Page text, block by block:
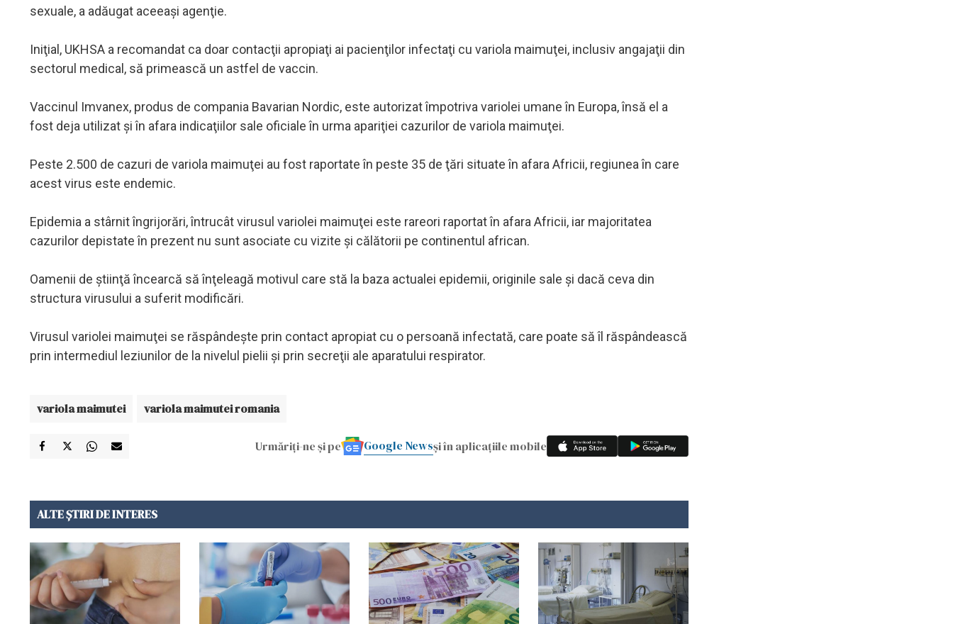
sexuale, a adăugat aceeaşi agenţie.
Iniţial, UKHSA a recomandat ca doar contacţii apropiaţi ai pacienţilor infectaţi cu variola maimuţei, inclusiv angajaţii din
sectorul medical, să primească un astfel de vaccin.
Vaccinul Imvanex, produs de compania Bavarian Nordic, este autorizat împotriva variolei umane în Europa, însă el a
fost deja utilizat şi în afara indicaţiilor sale oficiale în urma apariţiei cazurilor de variola maimuţei.
Peste 2.500 de cazuri de variola maimuţei au fost raportate în peste 35 de ţări situate în afara Africii, regiunea în care
acest virus este endemic.
Epidemia a stârnit îngrijorări, întrucât virusul variolei maimuţei este rareori raportat în afara Africii, iar majoritatea
cazurilor depistate în prezent nu sunt asociate cu vizite şi călătorii pe continentul african.
Oamenii de ştiinţă încearcă să înţeleagă motivul care stă la baza actualei epidemii, originile sale şi dacă ceva din
structura virusului a suferit modificări.
Virusul variolei maimuţei se răspândeşte prin contact apropiat cu o persoană infectată, care poate să îl răspândească
prin intermediul leziunilor de la nivelul pielii şi prin secreţii ale aparatului respirator.
variola maimutei variola maimutei romania
Urmăriți-ne și pe Google Newsși în aplicațiile mobile
ALTE ȘTIRI DE INTERES